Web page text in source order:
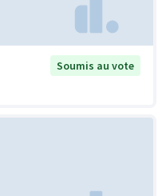
Soumis au vote